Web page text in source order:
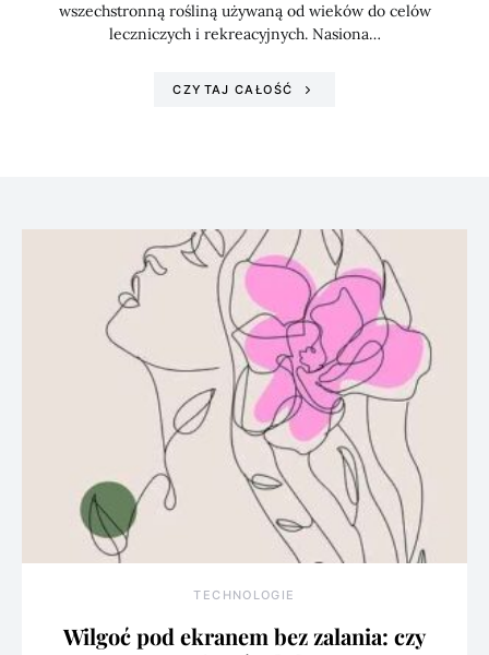
wszechstronną rośliną używaną od wieków do celów
leczniczych i rekreacyjnych. Nasiona…
CZYTAJ CAŁOŚĆ
TECHNOLOGIE
Wilgoć pod ekranem bez zalania: czy